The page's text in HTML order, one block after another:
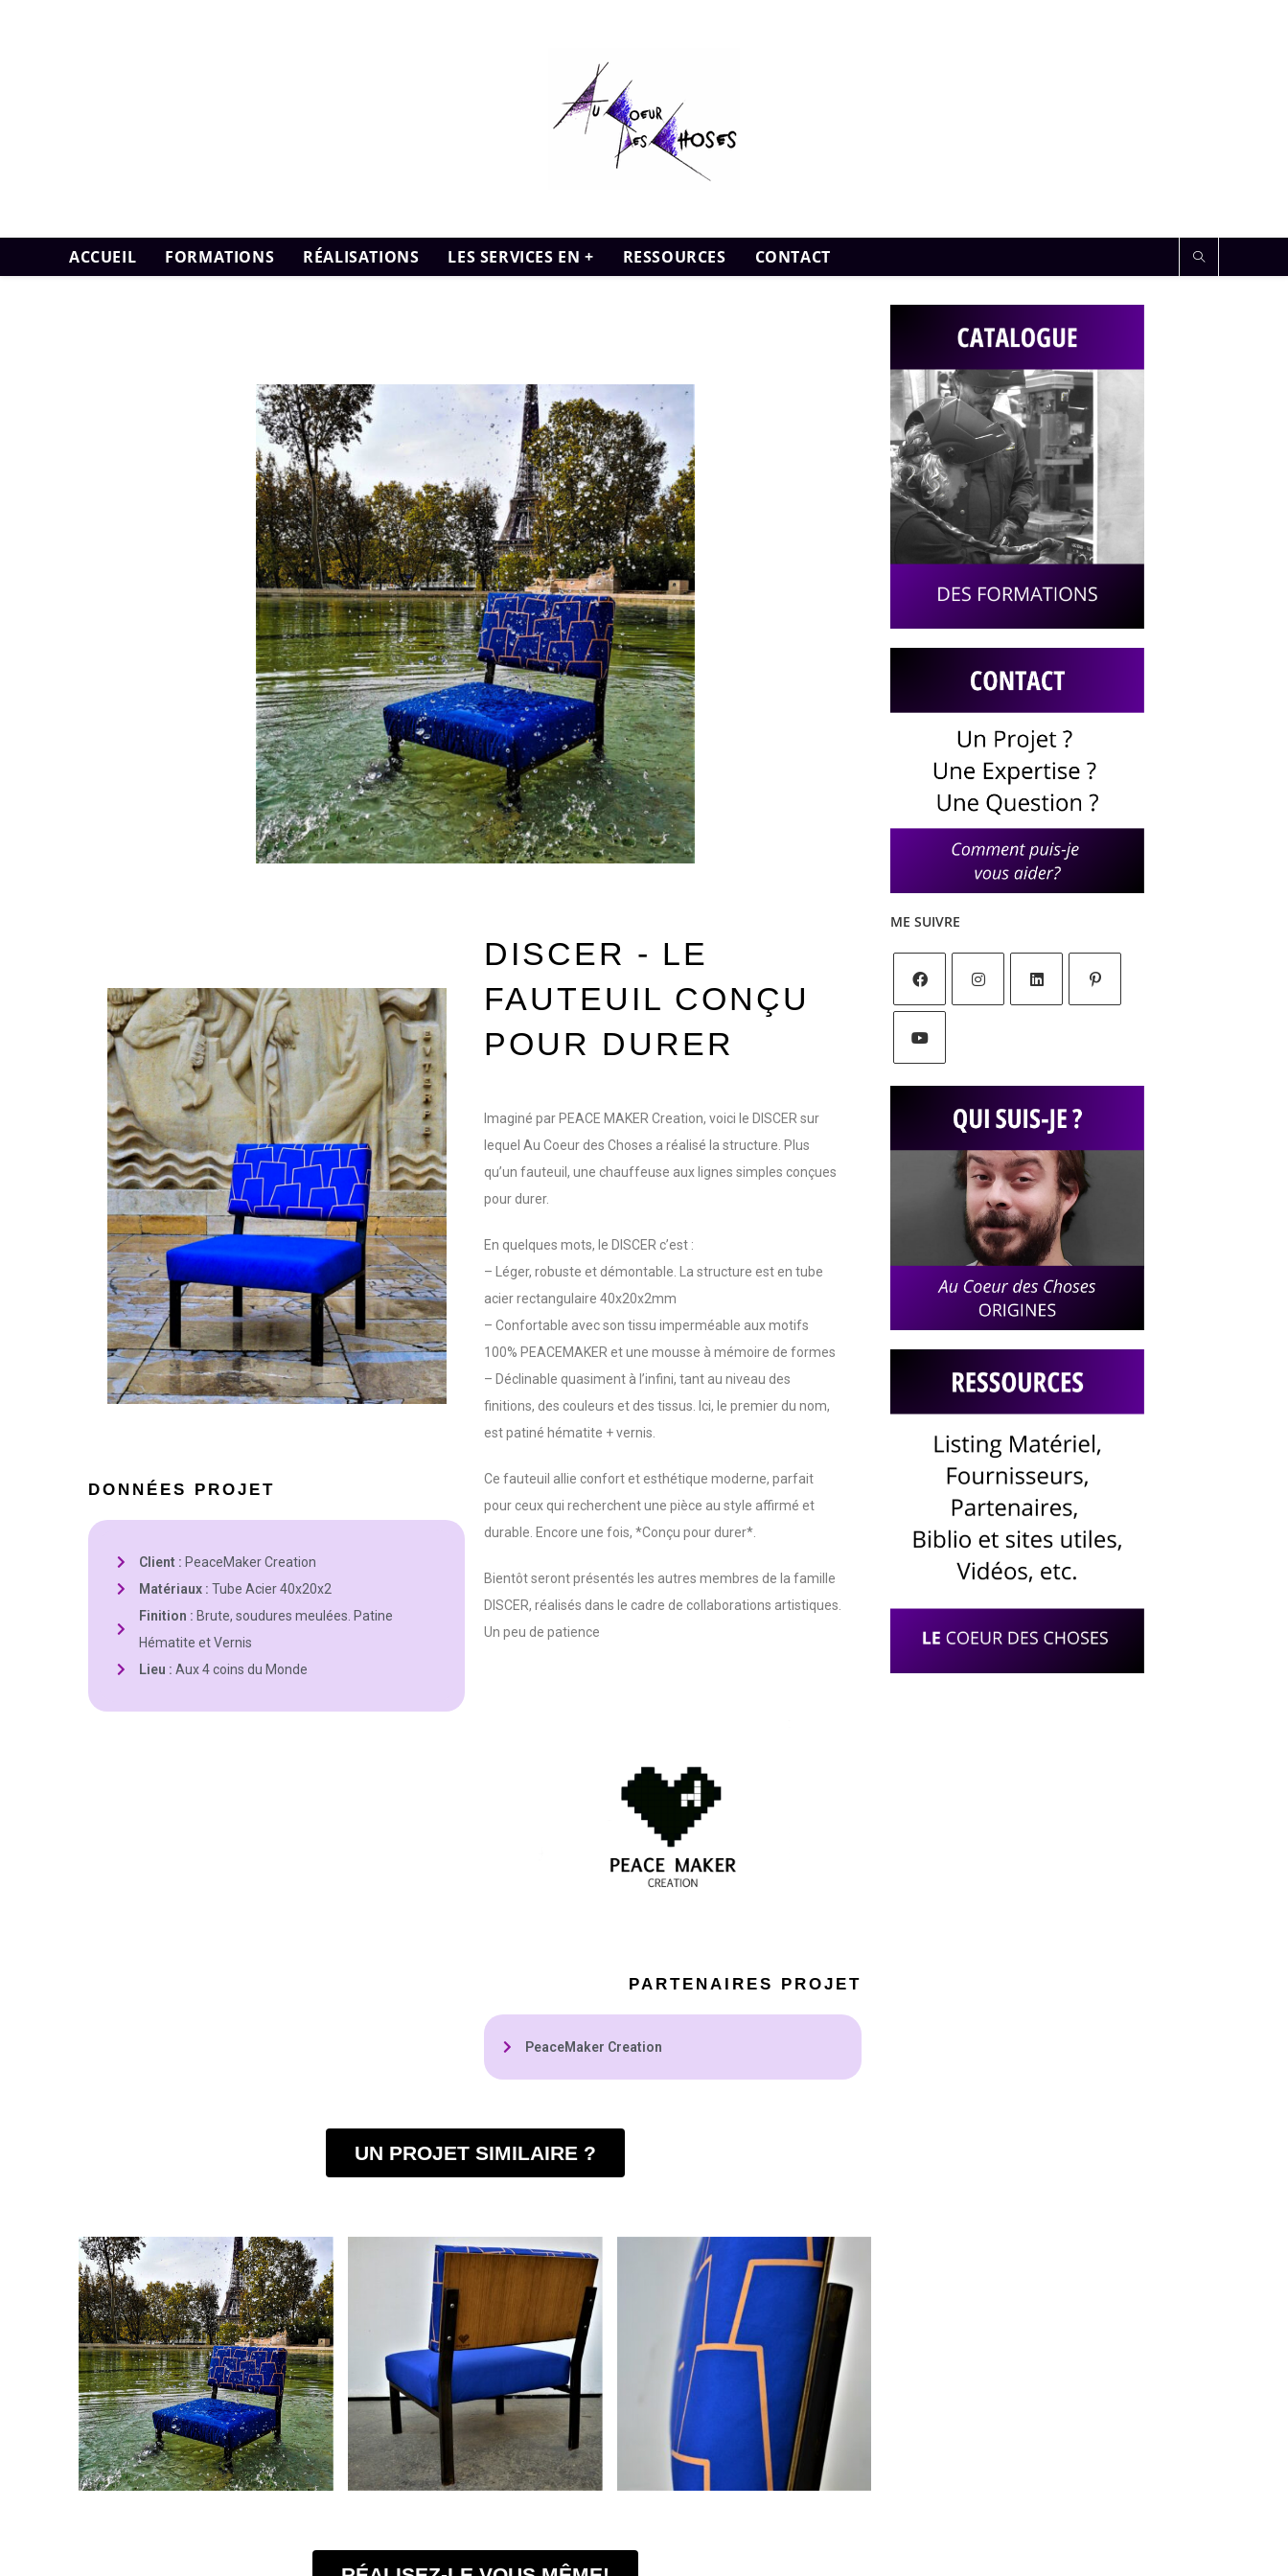
ACCUEIL FORMATIONS RÉALISATIONS LES SERVICES EN + RESSOURCES CONTACT
DONNÉES PROJET
Client : PeaceMaker Creation
Matériaux : Tube Acier 40x20x2
Finition : Brute, soudures meulées. Patine
Hématite et Vernis
Lieu : Aux 4 coins du Monde
DISCER - LE
FAUTEUIL CONÇU
POUR DURER
Imaginé par PEACE MAKER Creation, voici le DISCER sur
lequel Au Coeur des Choses a réalisé la structure. Plus
qu’un fauteuil, une chauffeuse aux lignes simples conçues
pour durer.
En quelques mots, le DISCER c’est :
– Léger, robuste et démontable. La structure est en tube
acier rectangulaire 40x20x2mm
– Confortable avec son tissu imperméable aux motifs
100% PEACEMAKER et une mousse à mémoire de formes
– Déclinable quasiment à l’infini, tant au niveau des
finitions, des couleurs et des tissus. Ici, le premier du nom,
est patiné hématite + vernis.
Ce fauteuil allie confort et esthétique moderne, parfait
pour ceux qui recherchent une pièce au style affirmé et
durable. Encore une fois, *Conçu pour durer*.
Bientôt seront présentés les autres membres de la famille
DISCER, réalisés dans le cadre de collaborations artistiques.
Un peu de patience
PARTENAIRES PROJET
PeaceMaker Creation
UN PROJET SIMILAIRE ?
ME SUIVRE